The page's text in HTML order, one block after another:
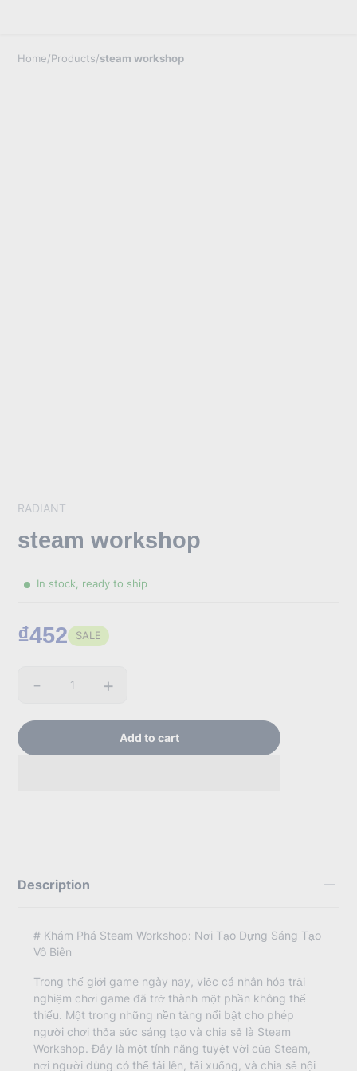
Home/Products/steam workshop
RADIANT
steam workshop
In stock, ready to ship
₫452 SALE
Quantity
- +
Add to cart
Description
# Khám Phá Steam Workshop: Nơi Tạo Dựng Sáng Tạo
Vô Biên
Trong thế giới game ngày nay, việc cá nhân hóa trải
nghiệm chơi game đã trở thành một phần không thể
thiếu. Một trong những nền tảng nổi bật cho phép
người chơi thỏa sức sáng tạo và chia sẻ là Steam
Workshop. Đây là một tính năng tuyệt vời của Steam,
nơi người dùng có thể tải lên, tải xuống, và chia sẻ nội